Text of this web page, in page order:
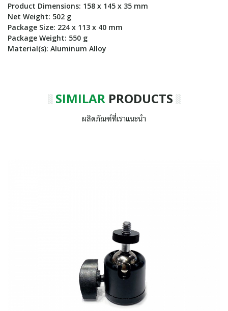
Product Dimensions: 158 x 145 x 35 mm
Net Weight: 502 g
Package Size: 224 x 113 x 40 mm
Package Weight: 550 g
Material(s): Aluminum Alloy
SIMILARPRODUCTS
ผลิตภัณฑ์ที่เราแนะนำ